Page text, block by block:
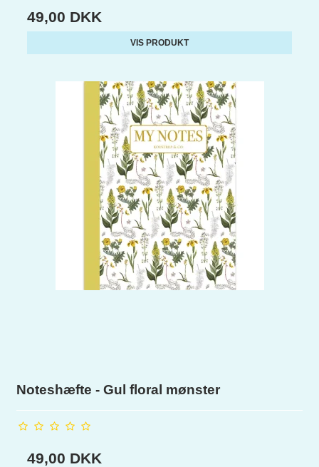
49,00 DKK
VIS PRODUKT
Noteshæfte - Gul floral mønster
49,00 DKK